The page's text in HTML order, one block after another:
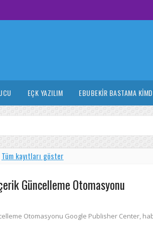
EÇK YAZILIM EBUBEKIR BASTAMA
Tüm kayıtları göster
Güncelleme Otomasyonu
Otomasyonu Google Publisher Center,